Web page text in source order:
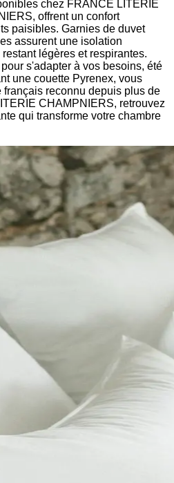
chez FRANCE LITERIE
offrent un confort
paisibles. Garnies de duvet
assurent une isolation
légères et respirantes.
s'adapter à vos besoins, été
une couette Pyrenex, vous
français reconnu depuis plus de
CHAMPNIERS, retrouvez
qui transforme votre chambre